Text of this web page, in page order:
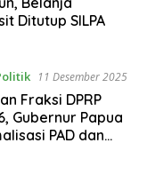
Ditutup SILPA
11 Desember 2025
Fraksi DPRP
Gubernur Papua
PAD dan